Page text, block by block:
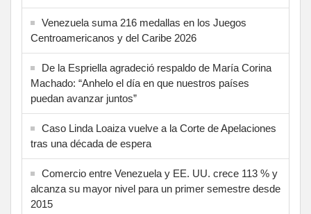
Venezuela suma 216 medallas en los Juegos
Centroamericanos y del Caribe 2026
De la Espriella agradeció respaldo de María Corina
Machado: “Anhelo el día en que nuestros países
puedan avanzar juntos”
Caso Linda Loaiza vuelve a la Corte de Apelaciones
tras una década de espera
Comercio entre Venezuela y EE. UU. crece 113 % y
alcanza su mayor nivel para un primer semestre desde
2015